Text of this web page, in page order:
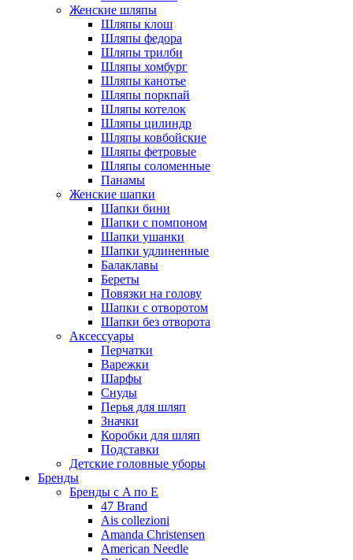
Женские шляпы
Шляпы клош
Шляпы федора
Шляпы трилби
Шляпы хомбург
Шляпы канотье
Шляпы поркпай
Шляпы котелок
Шляпы цилиндр
Шляпы ковбойские
Шляпы фетровые
Шляпы соломенные
Панамы
Женские шапки
Шапки бини
Шапки с помпоном
Шапки ушанки
Шапки удлиненные
Балаклавы
Береты
Повязки на голову
Шапки с отворотом
Шапки без отворота
Аксессуары
Перчатки
Варежки
Шарфы
Снуды
Перья для шляп
Значки
Коробки для шляп
Подставки
Детские головные уборы
Бренды
Бренды с A по E
47 Brand
Ais collezioni
Amanda Christensen
American Needle